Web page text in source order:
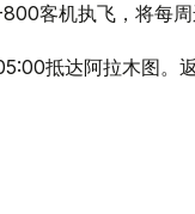
客机执飞，将每周
抵达阿拉木图。